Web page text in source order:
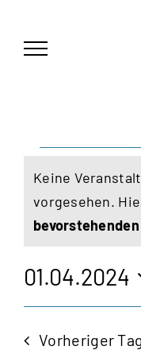
springen
für
1.
April
2024
Hinweis
Keine
vorgesehen.
01.04.2024
Datum
Vorheriger